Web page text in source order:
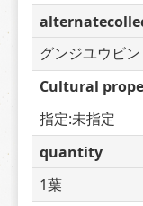
グンジユウビン
Cultural
指定:未指定
quantity
1葉